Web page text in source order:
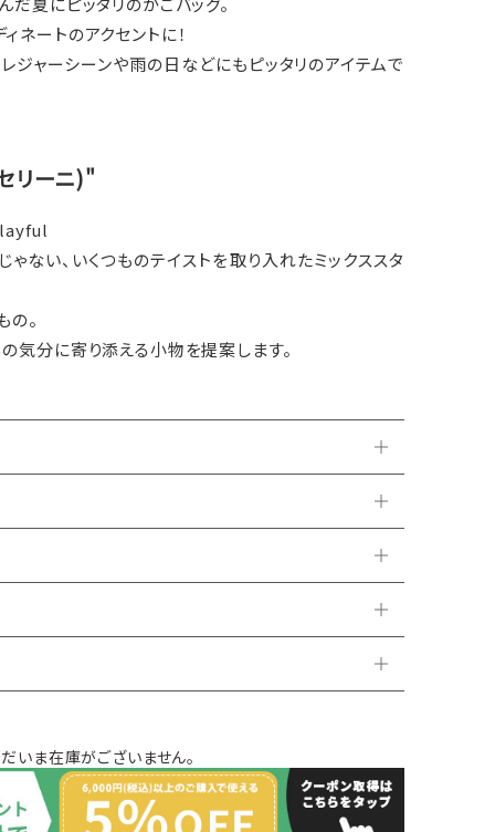
ネートのアクセントに！
ジャーシーンや雨の日などにもピッタリのアイテムで
リーニ)"
ない、いくつものテイストを取り入れたミックススタ
の。
気分に寄り添える小物を提案します。
いま在庫がございません。